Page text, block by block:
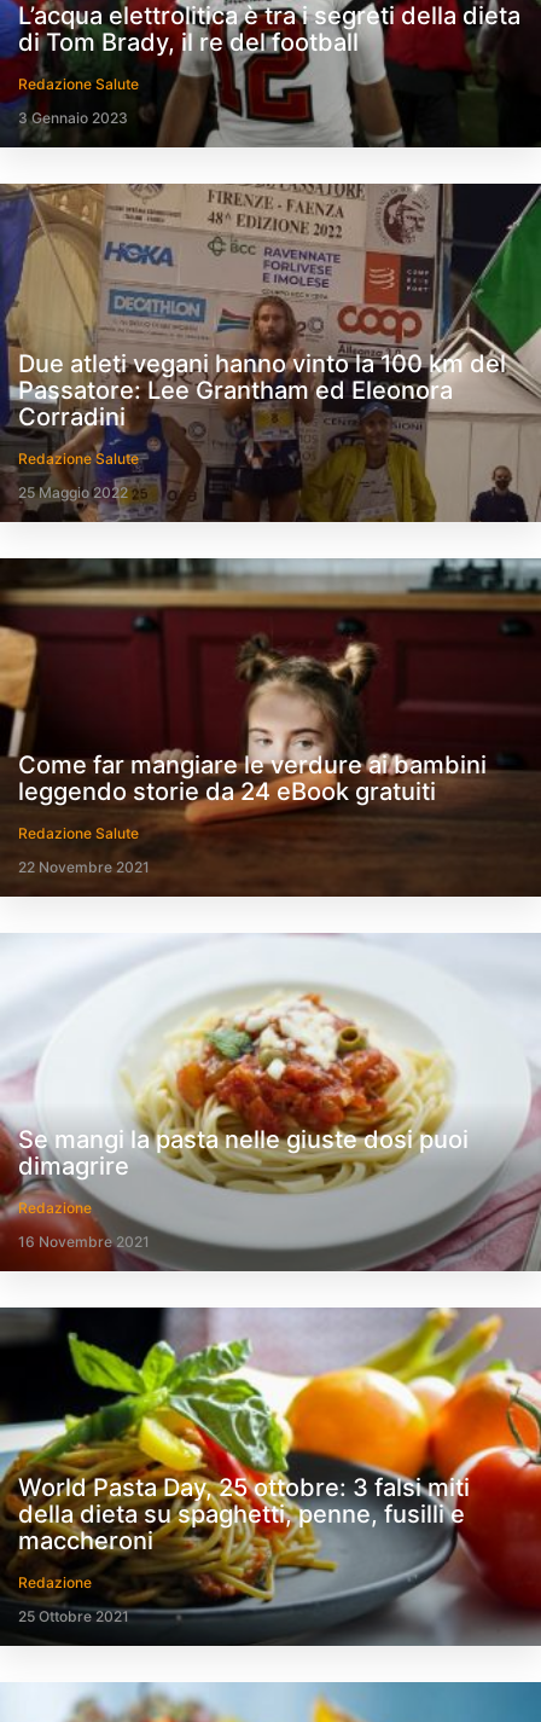
L’acqua elettrolitica è tra i segreti della dieta
di Tom Brady, il re del football
Redazione Salute
3 Gennaio 2023
Due atleti vegani hanno vinto la 100 km del
Passatore: Lee Grantham ed Eleonora
Corradini
Redazione Salute
25 Maggio 2022
Come far mangiare le verdure ai bambini
leggendo storie da 24 eBook gratuiti
Redazione Salute
22 Novembre 2021
Se mangi la pasta nelle giuste dosi puoi
dimagrire
Redazione
16 Novembre 2021
World Pasta Day, 25 ottobre: 3 falsi miti
della dieta su spaghetti, penne, fusilli e
maccheroni
Redazione
25 Ottobre 2021